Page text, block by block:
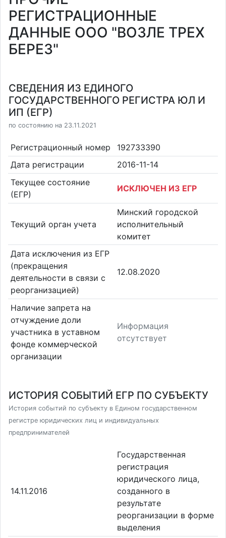
РЕГИСТРАЦИОННЫЕ
ДАННЫЕ ООО "ВОЗЛЕ ТРЕХ
БЕРЕЗ"
СВЕДЕНИЯ ИЗ ЕДИНОГО
ГОСУДАРСТВЕННОГО РЕГИСТРА ЮЛ И
ИП (ЕГР)
по состоянию на 23.11.2021
Регистрационный номер
192733390
Дата регистрации
2016-11-14
Текущее состояние
(ЕГР)
ИСКЛЮЧЕН ИЗ ЕГР
Текущий орган учета
Минский городской
исполнительный
комитет
Дата исключения из ЕГР
(прекращения
деятельности в связи с
реорганизацией)
12.08.2020
Наличие запрета на
отчуждение доли
участника в уставном
фонде коммерческой
организации
Информация
отсутствует
ИСТОРИЯ СОБЫТИЙ ЕГР ПО СУБЪЕКТУ
История событий по субъекту в Едином государственном
регистре юридических лиц и индивидуальных
предпринимателей
14.11.2016
Государственная
регистрация
юридического лица,
созданного в
результате
реорганизации в форме
выделения